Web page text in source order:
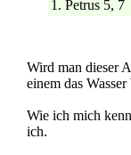
1. Petrus 5, 7
Wird man dieser
einem das
Wie ich mich
ich.